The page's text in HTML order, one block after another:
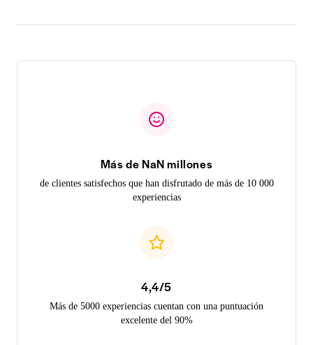
Más de NaN millones
de clientes satisfechos que han disfrutado de más de 10 000
experiencias
4,4/5
Más de 5000 experiencias cuentan con una puntuación
excelente del 90%